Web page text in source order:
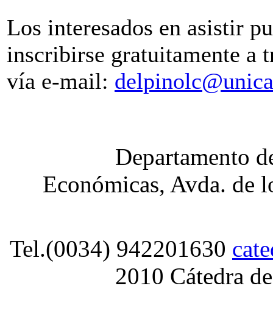
Los interesados en asistir
inscribirse gratuitamente a
vía e-mail:
Departamento
Económicas, Avda. de
Tel.(0034) 942201630
2010 Cátedra